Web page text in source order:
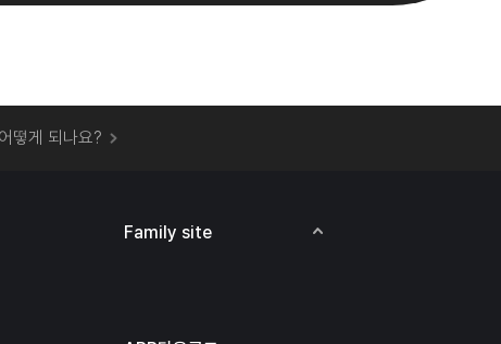
오프라인 매장에서 상품을 수령할 수 있나요?
떻게 되나요?
상품 오프라인에서 반품이 가능한가요?
Family site